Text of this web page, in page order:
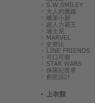
S.W.SMILEY
大人的圖鑑
蠟筆小新
超人力霸王
迪士尼
MARVEL
史努比
LINE FRIENDS
可口可樂
STAR WARS
侏羅紀世界
創意設計
上衣類